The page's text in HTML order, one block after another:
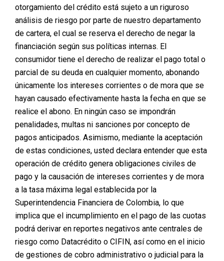
1. Sigue las Instrucciones de tu Cirujano Plástico
Esto puede incluir el uso de vendajes, cremas tópicas y cualquier
otra recomendación específica para tu tipo de piel y el
procedimiento realizado.
2. Mantén la Zona de la Cicatriz Limpia y Protegida
Evita rascar o frotar la cicatriz, ya que esto puede retrasar el
proceso de curación y aumentar el riesgo de infección.
otorgamiento del crédito está sujeto a un riguroso
análisis de riesgo por parte de nuestro departamento
de cartera, el cual se reserva el derecho de negar la
financiación según sus políticas internas. El
consumidor tiene el derecho de realizar el pago total o
parcial de su deuda en cualquier momento, abonando
únicamente los intereses corrientes o de mora que se
hayan causado efectivamente hasta la fecha en que se
realice el abono. En ningún caso se impondrán
penalidades, multas ni sanciones por concepto de
pagos anticipados. Asimismo, mediante la aceptación
de estas condiciones, usted declara entender que esta
operación de crédito genera obligaciones civiles de
pago y la causación de intereses corrientes y de mora
a la tasa máxima legal establecida por la
Superintendencia Financiera de Colombia, lo que
implica que el incumplimiento en el pago de las cuotas
podrá derivar en reportes negativos ante centrales de
riesgo como Datacrédito o CIFIN, así como en el inicio
de gestiones de cobro administrativo o judicial para la